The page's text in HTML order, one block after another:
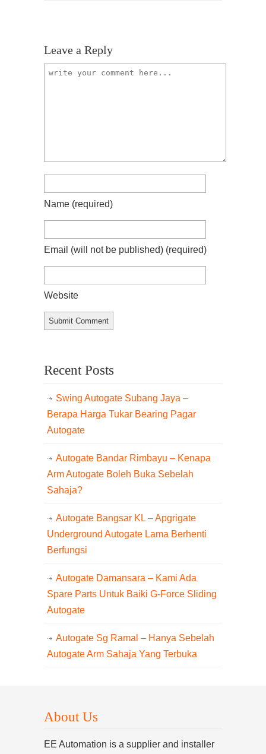
Leave a Reply
Name (required)
Email (will not be published) (required)
Website
Recent Posts
Swing Autogate Subang Jaya –
Berapa Harga Tukar Bearing Pagar
Autogate
Autogate Bandar Rimbayu – Kenapa
Arm Autogate Boleh Buka Sebelah
Sahaja?
Autogate Bangsar KL – Apgrigate
Underground Autogate Lama Berhenti
Berfungsi
Autogate Damansara – Kami Ada
Spare Parts Untuk Baiki G-Force Sliding
Autogate
Autogate Sg Ramal – Hanya Sebelah
Autogate Arm Sahaja Yang Terbuka
About Us
EE Automation is a supplier and installer